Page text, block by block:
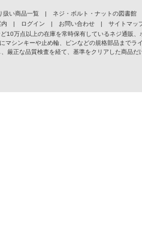
扱い商品一覧 |
ネジ・ボルト・ナットの図書館
| ログイン | お問い合わせ |
サイトマッ
10万点以上の在庫を常時保有しているネジ通販
マシンキーや止め輪、ピンなどの規格部品まで
厳正な品質検査を経て、基準をクリアした商品